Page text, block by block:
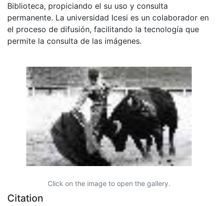
Biblioteca, propiciando el su uso y consulta
permanente. La universidad Icesi es un colaborador en
el proceso de difusión, facilitando la tecnología que
permite la consulta de las imágenes.
Click on the image to open the gallery.
Citation